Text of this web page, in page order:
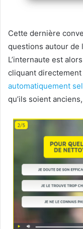
Cette dernière
questions autour de
L’internaute est
cliquant
automatiquement
qu’ils soient